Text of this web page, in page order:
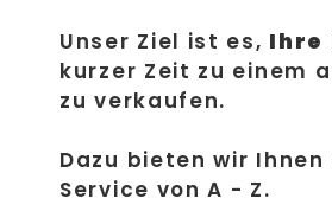
Unser Ziel ist es, Ihre
kurzer Zeit zu einem
zu verkaufen.
Dazu bieten wir Ihnen
Service von A - Z.